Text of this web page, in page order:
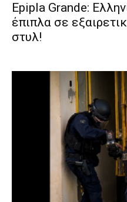
Epipla Grande:
έπιπλα σε
στυλ!